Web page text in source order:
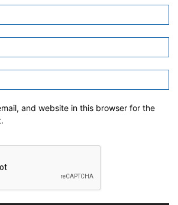
and website in this browser for the